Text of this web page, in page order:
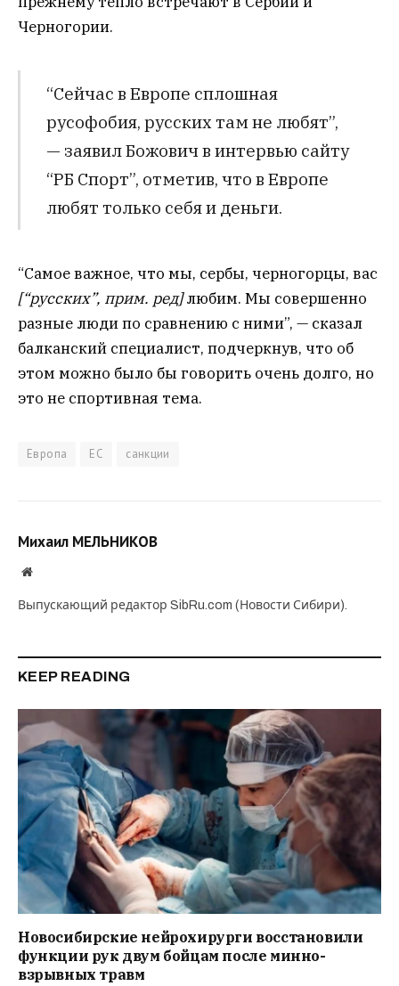
Черногории.
“Сейчас в Европе сплошная
русофобия, русских там не любят”,
— заявил Божович в интервью сайту
“РБ Спорт”, отметив, что в Европе
любят только себя и деньги.
“Самое важное, что мы, сербы, черногорцы, вас
[“русских”, прим. ред]любим. Мы совершенно
разные люди по сравнению с ними”, — сказал
балканский специалист, подчеркнув, что об
этом можно было бы говорить очень долго, но
это не спортивная тема.
Европа ЕС санкции
Михаил МЕЛЬНИКОВ
Website
Выпускающий редактор SibRu.com (Новости Сибири).
KEEP READING
Новосибирские нейрохирурги восстановили
функции рук двум бойцам после минно-
взрывных травм